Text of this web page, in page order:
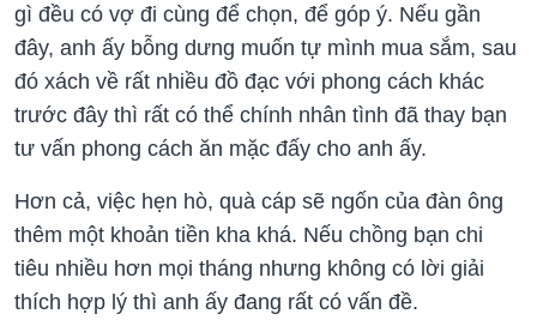
gì đều có vợ đi cùng để chọn, để góp ý. Nếu gần
đây, anh ấy bỗng dưng muốn tự mình mua sắm, sau
đó xách về rất nhiều đồ đạc với phong cách khác
trước đây thì rất có thể chính nhân tình đã thay bạn
tư vấn phong cách ăn mặc đấy cho anh ấy.
Hơn cả, việc hẹn hò, quà cáp sẽ ngốn của đàn ông
thêm một khoản tiền kha khá. Nếu chồng bạn chi
tiêu nhiều hơn mọi tháng nhưng không có lời giải
thích hợp lý thì anh ấy đang rất có vấn đề.